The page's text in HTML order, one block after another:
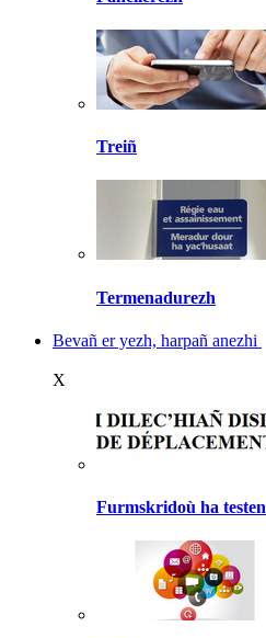
Treiñ
Termenadurezh
Bevañ er yezh, harpañ anezhi
X
Furmskridoù ha